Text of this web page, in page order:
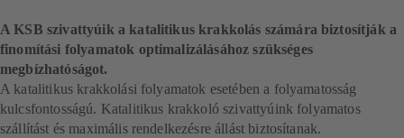
A KSB szivattyúik a katalitikus krakkolás számára biztosítják a
finomítási folyamatok optimalizálásához szükséges
megbízhatóságot.
A katalitikus krakkolási folyamatok esetében a folyamatosság
kulcsfontosságú. Katalitikus krakkoló szivattyúink folyamatos
szállítást és maximális rendelkezésre állást biztosítanak.